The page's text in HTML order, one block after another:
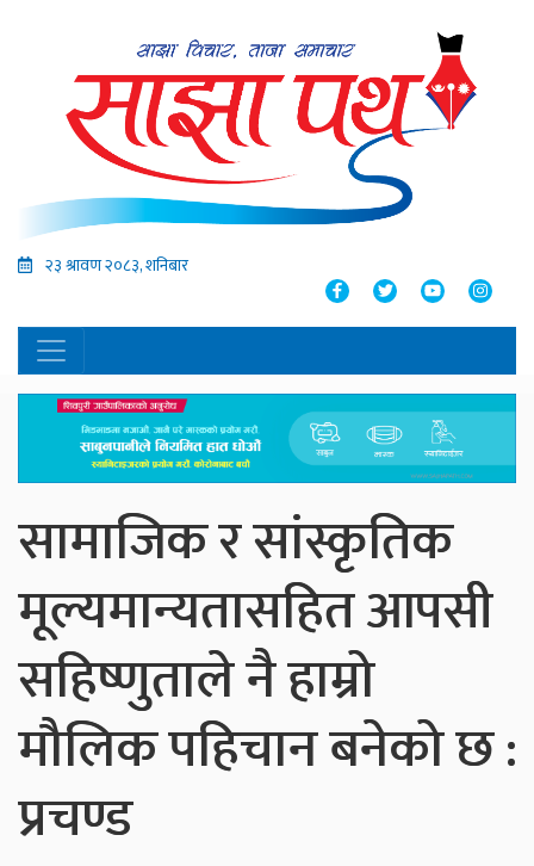
२३ श्रावण २०८३, शनिबार
सामाजिक र सांस्कृतिक
मूल्यमान्यतासहित आपसी
सहिष्णुताले नै हाम्रो
मौलिक पहिचान बनेको छ :
प्रचण्ड